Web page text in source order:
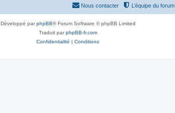
L’équipe du forum
Nous contacter
Développé parphpBB® Forum Software © phpBB Limited
Traduit parphpBB-fr.com
Confidentialité | Conditions